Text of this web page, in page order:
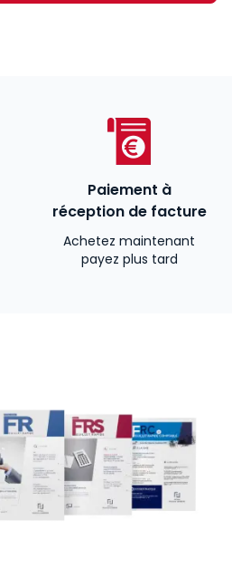
Paiement à
réception de facture
Achetez maintenant
payez plus tard